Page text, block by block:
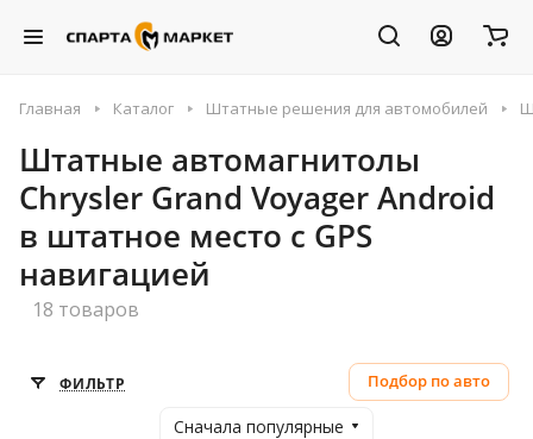
Главная Каталог Штатные решения для автомобилей
Штатные автомагнитолы
Chrysler Grand Voyager Android
в штатное место с GPS
навигацией
18 товаров
ФИЛЬТР Подбор по авто
Сначала популярные